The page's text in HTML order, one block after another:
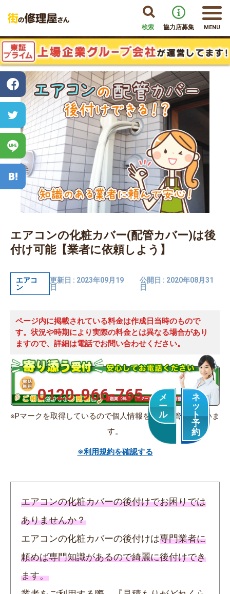
検索 協力店募集 MENU
エアコンの化粧カバー(配管カバー)は後
付け可能【業者に依頼しよう】
エアコ
ン
更新日 : 2023年09月19
日
公開日 : 2020年08月31
日
ページ内に掲載されている料金は作成日当時のもので
す。状況や時期により実際の料金とは異なる場合があり
ますので、詳細は電話でお問い合わせください。
0120-966-765
メ
ー
ル
ネ
ッ
ト
予
約
※Pマークを取得しているので個人情報を適切に管理していま
す。
※利用規約を確認する
エアコンの化粧カバーの後付けでお困りでは
ありませんか？
エアコンの化粧カバーの後付けは専門業者に
頼めば専門知識があるので綺麗に後付けでき
ます。